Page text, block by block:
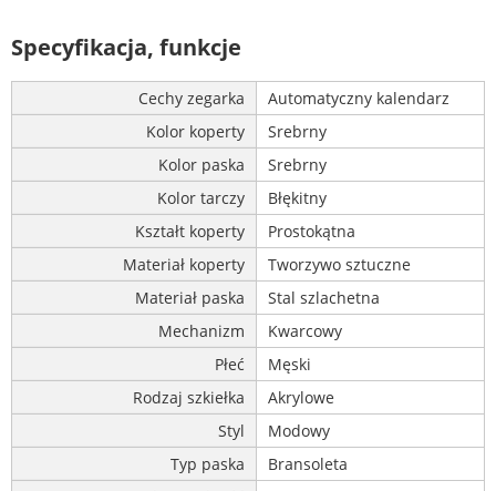
Specyfikacja, funkcje
Cechy zegarka
Automatyczny kalendarz
Kolor koperty
Srebrny
Kolor paska
Srebrny
Kolor tarczy
Błękitny
Kształt koperty
Prostokątna
Materiał koperty
Tworzywo sztuczne
Materiał paska
Stal szlachetna
Mechanizm
Kwarcowy
Płeć
Męski
Rodzaj szkiełka
Akrylowe
Styl
Modowy
Typ paska
Bransoleta